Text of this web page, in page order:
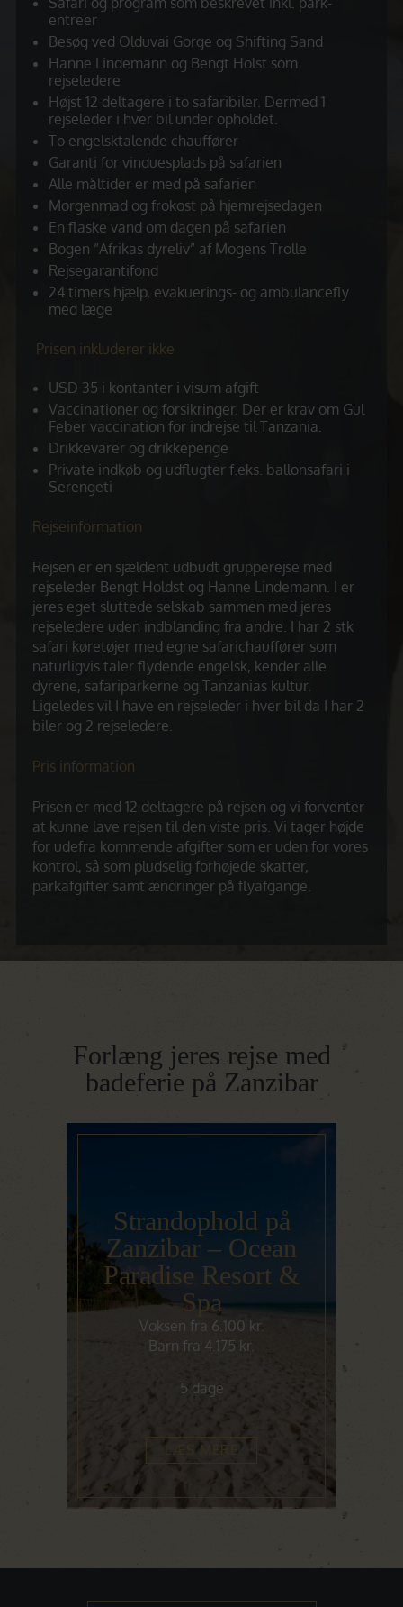
entreer
Besøg ved Olduvai Gorge og Shifting Sand
Hanne Lindemann og Bengt Holst som
rejseledere
Højst 12 deltagere i to safaribiler. Dermed 1
rejseleder i hver bil under opholdet.
To engelsktalende chauffører
Garanti for vinduesplads på safarien
Alle måltider er med på safarien
Morgenmad og frokost på hjemrejsedagen
En flaske vand om dagen på safarien
Bogen ”Afrikas dyreliv” af Mogens Trolle
Rejsegarantifond
24 timers hjælp, evakuerings- og ambulancefly
med læge
Prisen inkluderer ikke
USD 35 i kontanter i visum afgift
Vaccinationer og forsikringer. Der er krav om Gul
Feber vaccination for indrejse til Tanzania.
Drikkevarer og drikkepenge
Private indkøb og udflugter f.eks. ballonsafari i
Serengeti
Rejseinformation
Rejsen er en sjældent udbudt grupperejse med
rejseleder Bengt Holdst og Hanne Lindemann. I er
jeres eget sluttede selskab sammen med jeres
rejseledere uden indblanding fra andre. I har 2 stk
safari køretøjer med egne safarichauffører som
naturligvis taler flydende engelsk, kender alle
dyrene, safariparkerne og Tanzanias kultur.
Ligeledes vil I have en rejseleder i hver bil da I har 2
biler og 2 rejseledere.
Pris information
Prisen er med 12 deltagere på rejsen og vi forventer
at kunne lave rejsen til den viste pris. Vi tager højde
for udefra kommende afgifter som er uden for vores
kontrol, så som pludselig forhøjede skatter,
parkafgifter samt ændringer på flyafgange.
Forlæng jeres rejse med
badeferie på Zanzibar
Strandophold på
Zanzibar – Ocean
Paradise Resort &
Spa
Voksen fra 6.100 kr.
Barn fra 4.175 kr.
5 dage
LÆS MERE